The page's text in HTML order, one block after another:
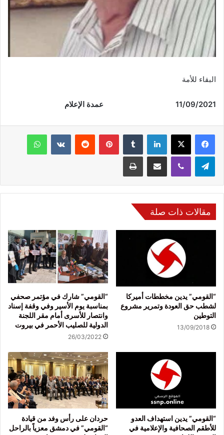
البقاء للأمة
11/09/2021 عمدة الإعلام
فيسبوك لينكدإن بينتيريست
مقالات ذات صلة
“القومي” يدين مخططات أميركا
لشطب حق العودة وتمرير مشروع
التوطين
13/09/2018
“القومي” شارك في مؤتمر صحفي
بمناسبة يوم الأسير وفي وقفة إسناد
وانتصار للأسرى أمام مقر اللجنة
الدولية للصليب الأحمر في بيروت
26/03/2022
“القومي” يدين استهداف العدو
للأطقم الصحافية والإعلامية في
حردان على رأس وفد من قيادة
“القومي” في دمشق معزياً بالراحل